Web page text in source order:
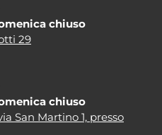
chiuso
29
chiuso
San Martino 1, presso